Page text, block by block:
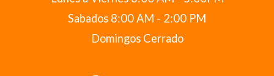
Sabados 8:00 AM - 2:00 PM
Domingos Cerrado